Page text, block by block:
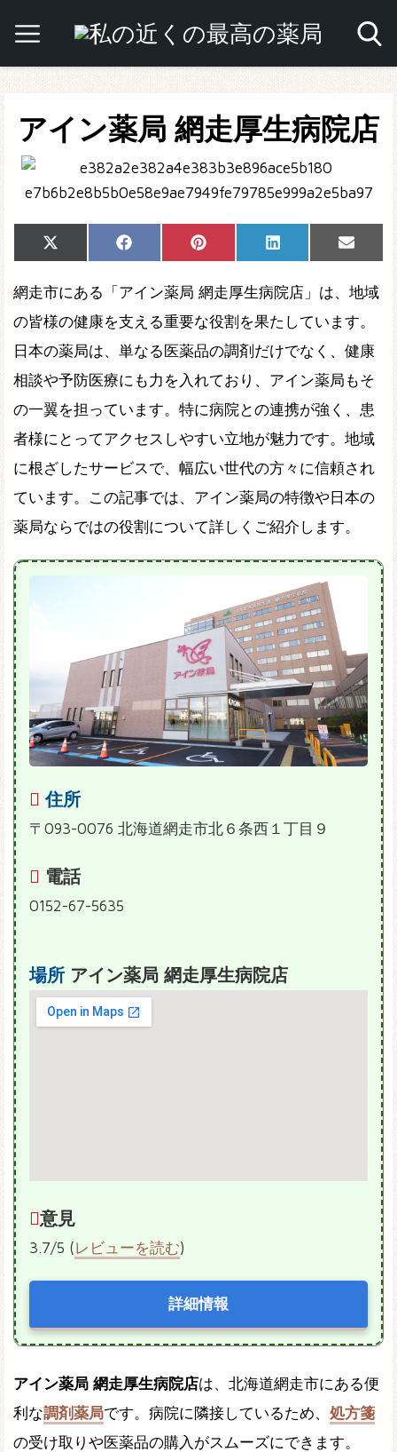
アイン薬局 網走厚生病院店
Share
on
X
(Twitter)
Share
on
Facebook Share
on
Pinterest Share
on
LinkedIn
Share
on
Email
網走市にある「アイン薬局 網走厚生病院店」は、地域
の皆様の健康を支える重要な役割を果たしています。
日本の薬局は、単なる医薬品の調剤だけでなく、健康
相談や予防医療にも力を入れており、アイン薬局もそ
の一翼を担っています。特に病院との連携が強く、患
者様にとってアクセスしやすい立地が魅力です。地域
に根ざしたサービスで、幅広い世代の方々に信頼され
ています。この記事では、アイン薬局の特徴や日本の
薬局ならではの役割について詳しくご紹介します。
住所
〒093-0076 北海道網走市北６条西１丁目９
電話
0152-67-5635
場所 アイン薬局 網走厚生病院店
意見
3.7/5 (レビューを読む)
詳細情報
アイン薬局 網走厚生病院店は、北海道網走市にある便
利な調剤薬局です。病院に隣接しているため、 処方箋
の受け取りや医薬品の購入がスムーズにできます。